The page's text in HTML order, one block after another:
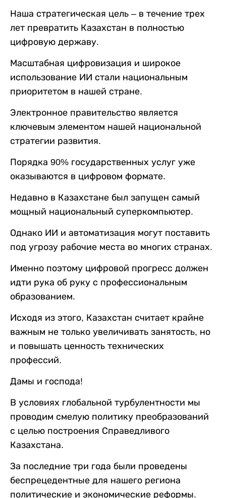
Наша стратегическая цель – в течение трех
лет превратить Казахстан в полностью
цифровую державу.
Масштабная цифровизация и широкое
использование ИИ стали национальным
приоритетом в нашей стране.
Электронное правительство является
ключевым элементом нашей национальной
стратегии развития.
Порядка 90% государственных услуг уже
оказываются в цифровом формате.
Недавно в Казахстане был запущен самый
мощный национальный суперкомпьютер.
Однако ИИ и автоматизация могут поставить
под угрозу рабочие места во многих странах.
Именно поэтому цифровой прогресс должен
идти рука об руку с профессиональным
образованием.
Исходя из этого, Казахстан считает крайне
важным не только увеличивать занятость, но
и повышать ценность технических
профессий.
Дамы и господа!
В условиях глобальной турбулентности мы
проводим смелую политику преобразований
с целью построения Справедливого
Казахстана.
За последние три года были проведены
беспрецедентные для нашего региона
политические и экономические реформы.